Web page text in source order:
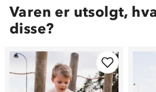
Varen er utsolgt,
disse?